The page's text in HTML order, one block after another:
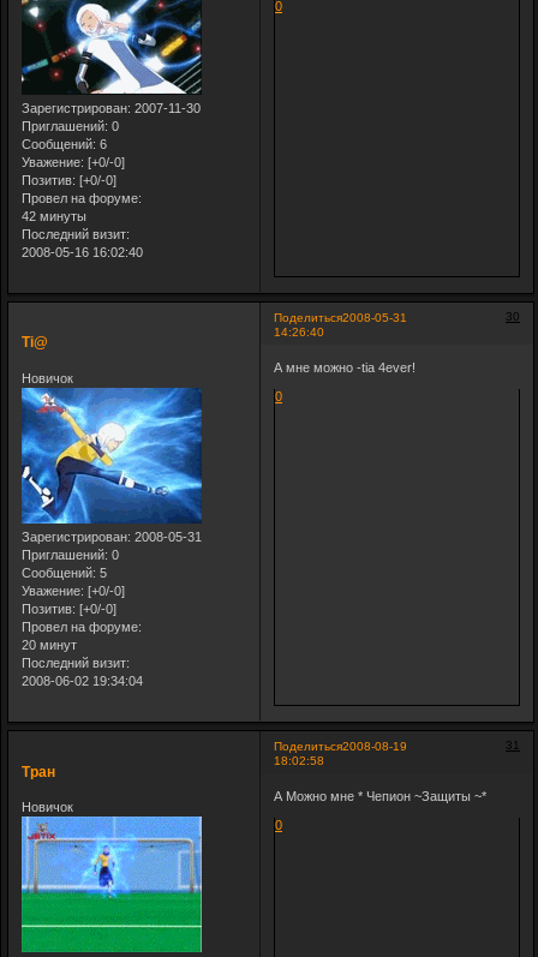
Зарегистрирован: 2007-11-30
Приглашений: 0
Сообщений: 6
Уважение: [+0/-0]
Позитив: [+0/-0]
Провел на форуме:
42 минуты
Последний визит:
2008-05-16 16:02:40
0
Поделиться 30
2008-05-31
14:26:40
Ti@
Новичок
Зарегистрирован: 2008-05-31
Приглашений: 0
Сообщений: 5
Уважение: [+0/-0]
Позитив: [+0/-0]
Провел на форуме:
20 минут
Последний визит:
2008-06-02 19:34:04
А мне можно -tia 4ever!
0
Поделиться 31
2008-08-19
18:02:58
Тран
Новичок
А Можно мне * Чепион ~Защиты ~*
0